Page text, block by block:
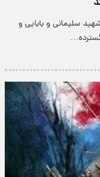
سلیمانی و بابایی و